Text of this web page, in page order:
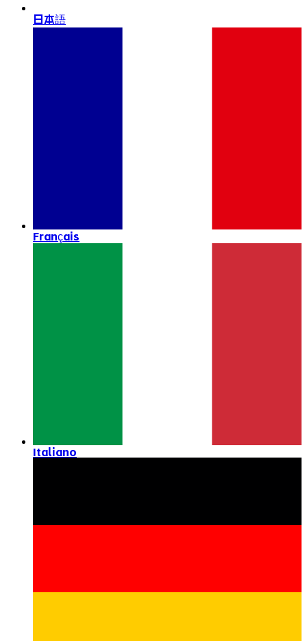
日本語
Français
Italiano